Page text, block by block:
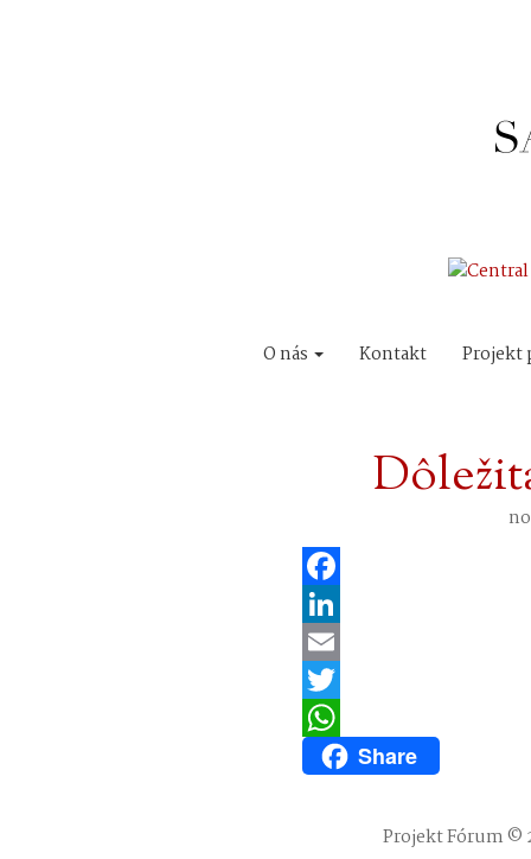
O nás Kontakt Projekt
Facebook
LinkedIn
Email
Twitter
WhatsAppShare
Projekt Fórum ©